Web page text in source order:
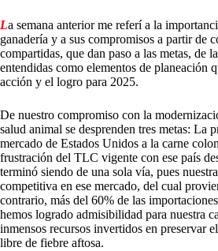
La semana anterior me referí a la
ganadería y a sus compromisos a partir de
compartidas, que dan paso a las metas, de
entendidas como elementos de planeación
acción y el logro para 2025.
De nuestro compromiso con la
salud animal se desprenden tres metas: La
mercado de Estados Unidos a la carne
frustración del TLC vigente con ese país
terminó siendo de una sola vía, pues
competitiva en ese mercado, del cual
contrario, más del 60% de las
hemos logrado admisibilidad para nuestra
inmensos recursos invertidos en preservar
libre de fiebre aftosa.